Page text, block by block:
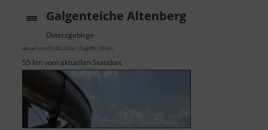
Galgenteiche Altenberg
Osterzgebirge
aktuell vom 01.06.2026 / Zugriffe: 18560
55 km vom aktuellen Standort